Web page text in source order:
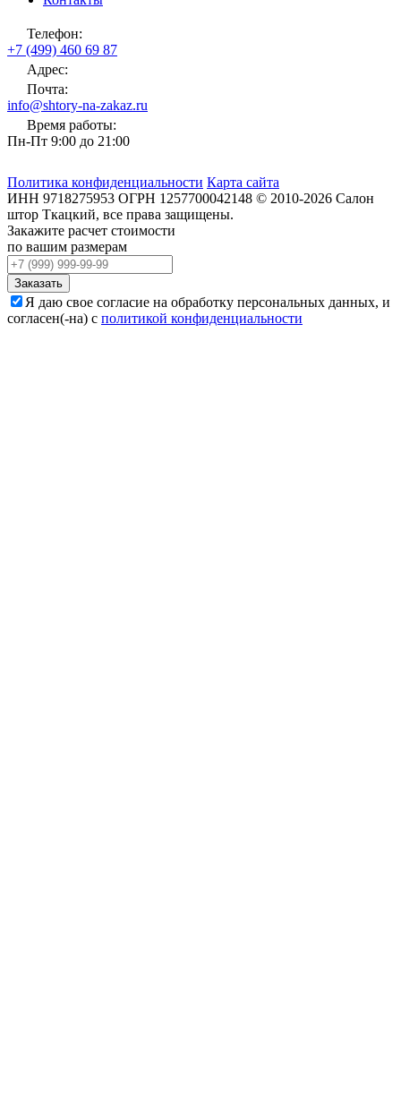
Телефон:
+7 (499) 460 69 87
Адрес:
Почта:
info@shtory-na-zakaz.ru
Время работы:
Пн-Пт 9:00 до 21:00
Политика конфиденциальности Карта сайта
ИНН 9718275953 ОГРН 1257700042148 © 2010-2026 Салон
штор Ткацкий, все права защищены.
Закажите расчет стоимости
по вашим размерам
Заказать
Я даю свое согласие на обработку персональных данных, и
согласен(-на) с политикой конфиденциальности